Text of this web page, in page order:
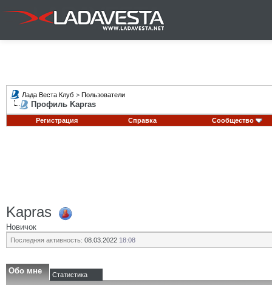
Лада Веста Клуб > Пользователи
Профиль Kapras
Регистрация Справка Сообщество
Kapras
Новичок
Последняя активность: 08.03.2022 18:08
Обо мне Статистика